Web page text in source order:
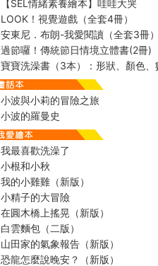
【SEL情緒素養繪本】哇哇大哭
LOOK！視覺遊戲（全套4冊）
安東尼．布朗-我愛閱讀（全套3冊
過節囉！傳統節日情境立體書(2冊)
寶寶洗澡書（3本）：形狀、顏色、
小波與小莉的冒險之旅
小波的羅曼史
我最喜歡洗澡了
小根和小秋
我的小雞雞（新版）
小精子的大冒險
在圓木橋上搖晃（新版）
白雲麵包（二版）
山田家的氣象報告（新版）
恐龍怎麼說晚安？（新版）